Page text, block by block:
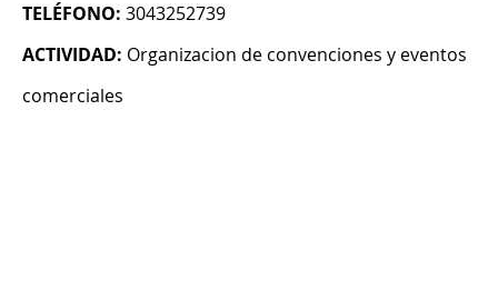
TELÉFONO: 3043252739
ACTIVIDAD: Organizacion de convenciones y eventos
comerciales